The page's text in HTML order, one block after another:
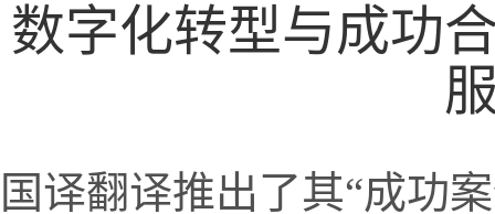
数字化转型与成功
国译翻译推出了其“成功